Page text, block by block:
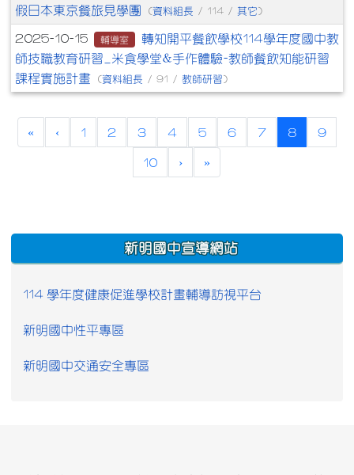
假日本東京餐旅見學團
(資料組長 / 114 / 其它 )
2025-10-15 輔導室
轉知開平餐飲學校114學年度國中教
師技職教育研習_米食學堂&手作體驗-教師餐飲知能研習
課程實施計畫
(資料組長 / 91 / 教師研習 )
« ‹ 1 2 3 4 5 6 7 8(current)
9
10 › »
:::
新明國中宣導網站
114 學年度健康促進學校計畫輔導訪視平台
新明國中性平專區
新明國中交通安全專區